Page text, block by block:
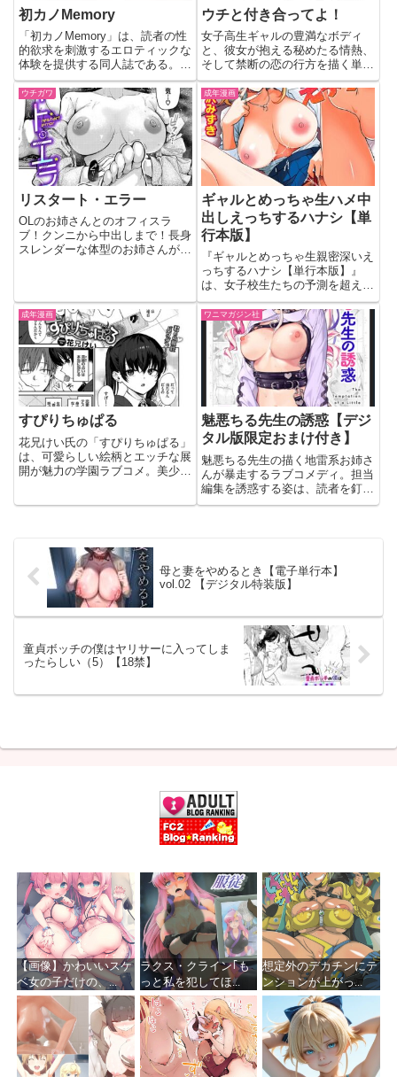
初カノMemory
「初カノMemory」は、読者の性
的欲求を刺激するエロティックな
体験を提供する同人誌である。女
子校生との禁断の恋、制服、巨
乳、中出しといった要素が、読者
を夢中にさせる。
ウチと付き合ってよ！
女子高生ギャルの豊満なボディ
と、彼女が抱える秘めたる情熱、
そして禁断の恋の行方を描く単話
作品『ウチと付き合ってよ！』。
読者の期待を超える濃厚な体験
を、詳細なレビューと共にお届け
します。
ウチガワ
リスタート・エラー
OLのお姉さんとのオフィスラ
ブ！クンニから中出しまで！長身
スレンダーな体型のお姉さんが性
成年漫画
ギャルとめっちゃ生ハメ中
出しえっちするハナシ【単
行本版】
『ギャルとめっちゃ生親密深いえ
っちするハナシ【単行本版】』
は、女子校生たちの予測を超える
情熱的なハーレム展開と、ハード
なラブ＆H描写で読者を圧倒する
衝撃作だ。単行本でありながら
R18作品の最前線をいく内容で、
読者の欲望を刺激し、ページをめ
くる手を止めさせない中毒性を持
つ。豊満で積極的なギャルキャラ
たちが織りなす刺激的なシーンの
連続は、一気読み必至だ。
成年漫画
すぴりちゅぱる
花兄けい氏の「すぴりちゅぱる」
は、可愛らしい絵柄とエッチな展
開が魅力の学園ラブコメ。美少女
ワニマガジン社
魅悪ちる先生の誘惑【デジ
タル版限定おまけ付き】
魅悪ちる先生の描く地雷系お姉さ
んが暴走するラブコメディ。担当
編集を誘惑する姿は、読者を釘付
けにすること間違いなし。デジタ
母と妻をやめるとき【電子単行本】
vol.02 【デジタル特装版】
童貞ボッチの僕はヤリサーに入ってしま
ったらしい（5）【18禁】